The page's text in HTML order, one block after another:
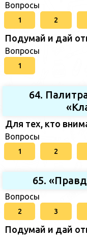
Вопросы
1 2
Подумай и дай
Вопросы
1
64.
Для тех, кто
Вопросы
1 2
65.
Вопросы
2 3
Подумай и дай